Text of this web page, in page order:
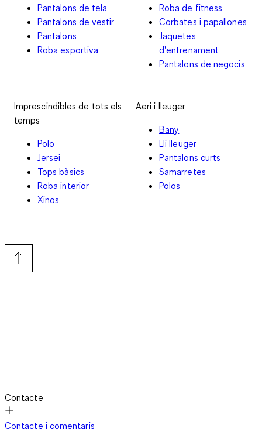
Pantalons de tela
Pantalons de vestir
Pantalons
Roba esportiva
Roba de fitness
Corbates i papallones
Jaquetes
d'entrenament
Pantalons de negocis
Imprescindibles de tots els
temps
Polo
Jersei
Tops bàsics
Roba interior
Xinos
Aeri i lleuger
Bany
Lli lleuger
Pantalons curts
Samarretes
Polos
Contacte
Contacte i comentaris